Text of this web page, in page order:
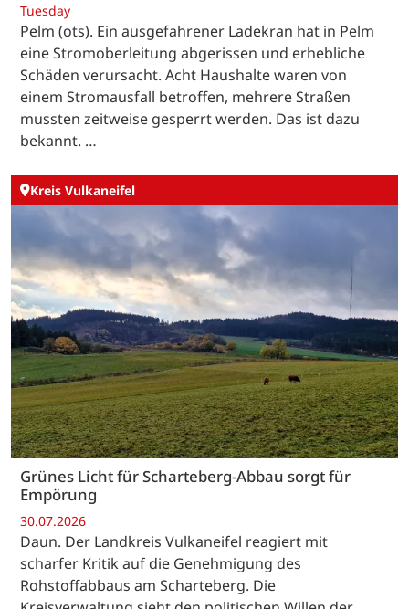
Tuesday
Pelm (ots). Ein ausgefahrener Ladekran hat in Pelm
eine Stromoberleitung abgerissen und erhebliche
Schäden verursacht. Acht Haushalte waren von
einem Stromausfall betroffen, mehrere Straßen
mussten zeitweise gesperrt werden. Das ist dazu
bekannt. …
Kreis Vulkaneifel
Grünes Licht für Scharteberg-Abbau sorgt für
Empörung
30.07.2026
Daun. Der Landkreis Vulkaneifel reagiert mit
scharfer Kritik auf die Genehmigung des
Rohstoffabbaus am Scharteberg. Die